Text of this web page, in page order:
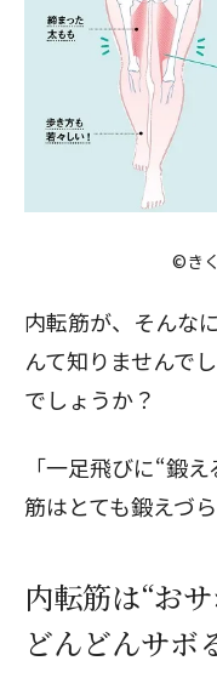
©き
内転筋が、そんな
んて知りませんで
でしょうか？
「一足飛びに“鍛
筋はとても鍛えづ
内転筋は“お
どんどんサボ